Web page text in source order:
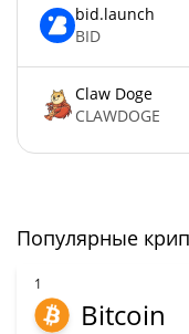
bid.launch
BID
Claw Doge
CLAWDOGE
Популярные
1
Bitcoin